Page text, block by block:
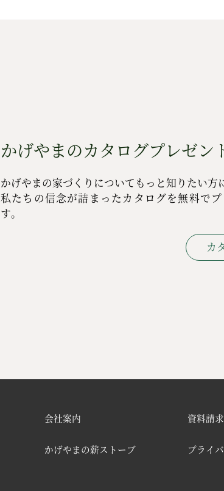
かげやまのカタログプレゼン
かげやまの家づくりについてもっと知りたい方
私たちの信念が詰まったカタログを無料で
す。
カ
会社案内
かげやまの薪ストーブ
資料請
プライ